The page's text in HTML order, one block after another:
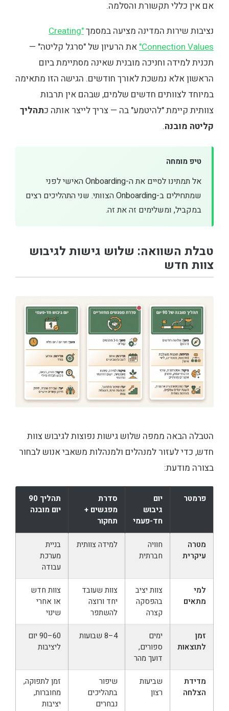
אם אין כללי תקשורת והסלמה.
נציבות שירות המדינה מציעה במסמך "Creating
Connection Values" את הרעיון של "סרגל קליטה" —
תכנית למידה וחניכה מובנית שאינה מסתיימת ביום
הראשון אלא נמשכת לאורך חודשים. הגישה הזו מתאימה
במיוחד לצוותים חדשים שלמים, שבהם אין תרבות
צוותית קיימת "להיטמע" בה — צריך לייצר אותה כתהליך
קליטה מובנה.
טיפ מומחה
אל תמתינו לסיים את ה-Onboarding האישי לפני
שמתחילים ב-Onboarding הצוותי. שני התהליכים רצים
במקביל, ומשלימים זה את זה.
טבלת השוואה: שלוש גישות לגיבוש
צוות חדש
הטבלה הבאה ממפה שלוש גישות נפוצות לגיבוש צוות
חדש, כדי לעזור למנהלים ולמנהלות משאבי אנוש לבחור
בצורה מודעת:
פרמטר
יום
גיבוש
חד-פעמי
סדרת
מפגשים +
תחקור
תהליך 90
יום מובנה
מטרה
עיקרית
חוויה
חברתית
למידה צוותית
בניית
מערכת
עבודה
למי
מתאים
צוות יציב
בהפסקה
קצרה
צוות שעובד
יחד ורוצה
להשתפר
צוות חדש
או אחרי
שינוי
זמן
לתוצאות
ימים
ספורים,
דועך מהר
4–8 שבועות
60–90 יום
ליציבות
מדידת
הצלחה
שביעות
רצון
שיפור
בתהליכים
נבחרים
זמן לתפוקה,
מחוברות,
יציבות